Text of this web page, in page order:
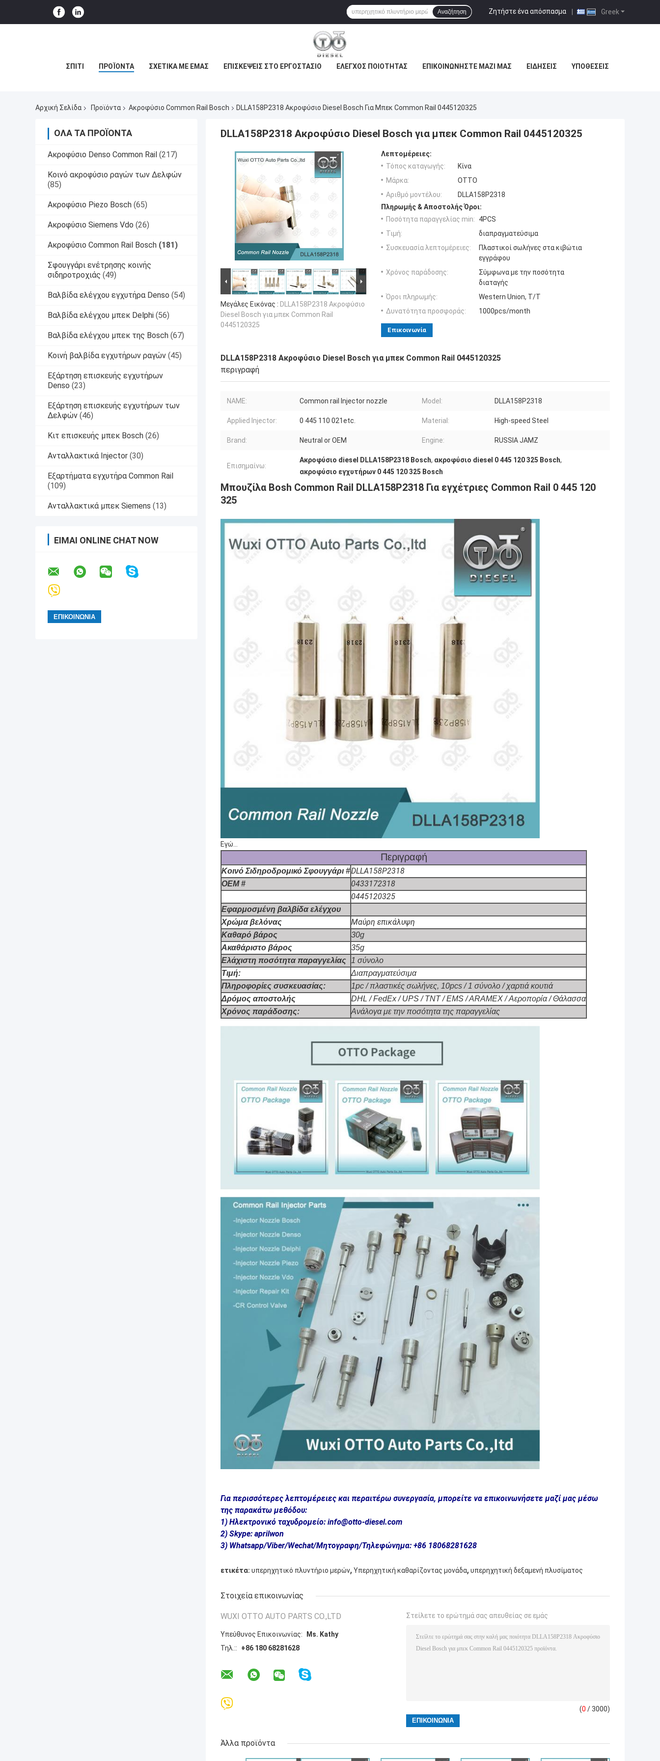
Greek
Ζητήστε ένα απόσπασμα |
Αναζήτηση
ΣΠΊΤΙ ΠΡΟΪΌΝΤΑ ΣΧΕΤΙΚΆ ΜΕ ΕΜΆΣ ΕΠΙΣΚΈΨΕΙΣ ΣΤΟ ΕΡΓΟΣΤΆΣΙΟ ΈΛΕΓΧΟΣ ΠΟΙΌΤΗΤΑΣ ΕΠΙΚΟΙΝΩΝΉΣΤΕ ΜΑΖΊ ΜΑΣ ΕΙΔΉΣΕΙΣ ΥΠΟΘΈΣΕΙΣ
Αρχική Σελίδα Προϊόντα Ακροφύσιο Common Rail Bosch DLLA158P2318 Ακροφύσιο Diesel Bosch Για Μπεκ Common Rail 0445120325
ΌΛΑ ΤΑ ΠΡΟΪΌΝΤΑ
Ακροφύσιο Denso Common Rail (217)
Κοινό ακροφύσιο ραγών των Δελφών
(85)
Ακροφύσιο Piezo Bosch (65)
Ακροφύσιο Siemens Vdo (26)
Ακροφύσιο Common Rail Bosch (181)
Σφουγγάρι ενέτρησης κοινής
σιδηροτροχιάς (49)
Βαλβίδα ελέγχου εγχυτήρα Denso (54)
Βαλβίδα ελέγχου μπεκ Delphi (56)
Βαλβίδα ελέγχου μπεκ της Bosch (67)
Κοινή βαλβίδα εγχυτήρων ραγών (45)
Εξάρτηση επισκευής εγχυτήρων
Denso (23)
Εξάρτηση επισκευής εγχυτήρων των
Δελφών (46)
Κιτ επισκευής μπεκ Bosch (26)
Ανταλλακτικά Injector (30)
Εξαρτήματα εγχυτήρα Common Rail
(109)
Ανταλλακτικά μπεκ Siemens (13)
ΕΊΜΑΙ ONLINE CHAT NOW
DLLA158P2318 Ακροφύσιο Diesel Bosch για μπεκ Common Rail 0445120325
Μεγάλες Εικόνας : DLLA158P2318 Ακροφύσιο
Diesel Bosch για μπεκ Common Rail
0445120325
Λεπτομέρειες:
Τόπος καταγωγής:
Κίνα
Μάρκα:
OTTO
Αριθμό μοντέλου:
DLLA158P2318
Πληρωμής & Αποστολής Όροι:
Ποσότητα παραγγελίας min:
4PCS
Τιμή:
διαπραγματεύσιμα
Συσκευασία λεπτομέρειες:
Πλαστικοί σωλήνες στα κιβώτια
εγγράφου
Χρόνος παράδοσης:
Σύμφωνα με την ποσότητα
διαταγής
Όροι πληρωμής:
Western Union, T/T
Δυνατότητα προσφοράς:
1000pcs/month
Επικοινωνία
DLLA158P2318 Ακροφύσιο Diesel Bosch για μπεκ Common Rail 0445120325
περιγραφή
NAME: Common rail Injector nozzle Model: DLLA158P2318
Applied Injector: 0 445 110 021etc. Material: High-speed Steel
Brand: Neutral or OEM Engine: RUSSIA JAMZ
Επισημαίνω:
Ακροφύσιο diesel DLLA158P2318 Bosch, ακροφύσιο diesel 0 445 120 325 Bosch,
ακροφύσιο εγχυτήρων 0 445 120 325 Bosch
Μπουζίλα Bosh Common Rail DLLA158P2318 Για εγχέτριες Common Rail 0 445 120
325
Εγώ...
Περιγραφή
Κοινό Σιδηροδρομικό Σφουγγάρι #DLLA158P2318
OEM #
0433172318
0445120325
Εφαρμοσμένη βαλβίδα ελέγχου
Χρώμα βελόνας
Μαύρη επικάλυψη
Καθαρό βάρος
30g
Ακαθάριστο βάρος
35g
Ελάχιστη ποσότητα παραγγελίας
1 σύνολο
Τιμή:
Διαπραγματεύσιμα
Πληροφορίες συσκευασίας:
1pc / πλαστικές σωλήνες, 10pcs / 1 σύνολο / χαρτιά κουτιά
Δρόμος αποστολής
DHL / FedEx / UPS / TNT / EMS / ARAMEX / Αεροπορία / Θάλασσα
Χρόνος παράδοσης:
Ανάλογα με την ποσότητα της παραγγελίας
Για περισσότερες λεπτομέρειες και περαιτέρω συνεργασία, μπορείτε να επικοινωνήσετε μαζί μας μέσω
της παρακάτω μεθόδου:
1) Ηλεκτρονικό ταχυδρομείο: info@otto-diesel.com
2) Skype: aprilwon
3) Whatsapp/Viber/Wechat/Μητογραφη/Τηλεφώνημα: +86 18068281628
ετικέτα: υπερηχητικό πλυντήριο μερών, Υπερηχητική καθαρίζοντας μονάδα, υπερηχητική δεξαμενή πλυσίματος
Στοιχεία επικοινωνίας
WUXI OTTO AUTO PARTS CO.,LTD
Υπεύθυνος Επικοινωνίας:
Ms. Kathy
Τηλ.::
+86 180 68281628
Στείλετε το ερώτημά σας απευθείας σε εμάς
(0 / 3000)
Άλλα προϊόντα